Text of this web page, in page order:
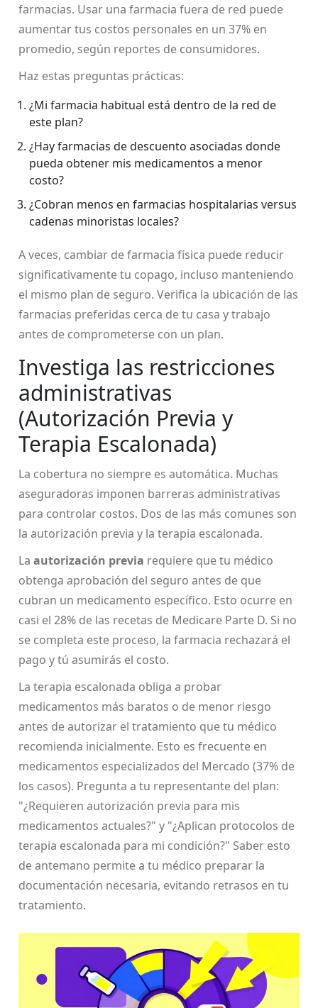
farmacias. Usar una farmacia fuera de red puede
aumentar tus costos personales en un 37% en
promedio, según reportes de consumidores.
Haz estas preguntas prácticas:
¿Mi farmacia habitual está dentro de la red de
este plan?
¿Hay farmacias de descuento asociadas donde
pueda obtener mis medicamentos a menor
costo?
¿Cobran menos en farmacias hospitalarias versus
cadenas minoristas locales?
A veces, cambiar de farmacia física puede reducir
significativamente tu copago, incluso manteniendo
el mismo plan de seguro. Verifica la ubicación de las
farmacias preferidas cerca de tu casa y trabajo
antes de comprometerse con un plan.
Investiga las restricciones
administrativas
(Autorización Previa y
Terapia Escalonada)
La cobertura no siempre es automática. Muchas
aseguradoras imponen barreras administrativas
para controlar costos. Dos de las más comunes son
la autorización previa y la terapia escalonada.
La autorización previa requiere que tu médico
obtenga aprobación del seguro antes de que
cubran un medicamento específico. Esto ocurre en
casi el 28% de las recetas de Medicare Parte D. Si no
se completa este proceso, la farmacia rechazará el
pago y tú asumirás el costo.
La terapia escalonada obliga a probar
medicamentos más baratos o de menor riesgo
antes de autorizar el tratamiento que tu médico
recomienda inicialmente. Esto es frecuente en
medicamentos especializados del Mercado (37% de
los casos). Pregunta a tu representante del plan:
"¿Requieren autorización previa para mis
medicamentos actuales?" y "¿Aplican protocolos de
terapia escalonada para mi condición?" Saber esto
de antemano permite a tu médico preparar la
documentación necesaria, evitando retrasos en tu
tratamiento.